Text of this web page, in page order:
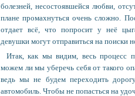
болезней, несостоявшейся любви,
плане промахнуться очень сложно.
отдает всё, что попросит у неё
девушки могут отправиться на поиски
Итак, как мы видим, весь процесс
можем ли мы уберечь себя от такого
ведь мы не будем переходить
автомобиль. Чтобы не попасться на